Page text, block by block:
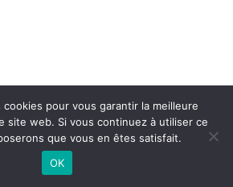
pour vous garantir la meilleure
site web. Si vous continuez à utiliser ce
que vous en êtes satisfait.
OK